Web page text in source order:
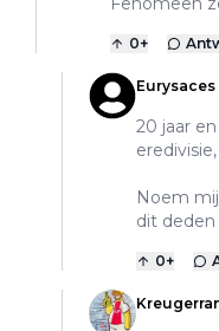
0+
Eurysaces
20 jaar
Noem
dit deden
0+